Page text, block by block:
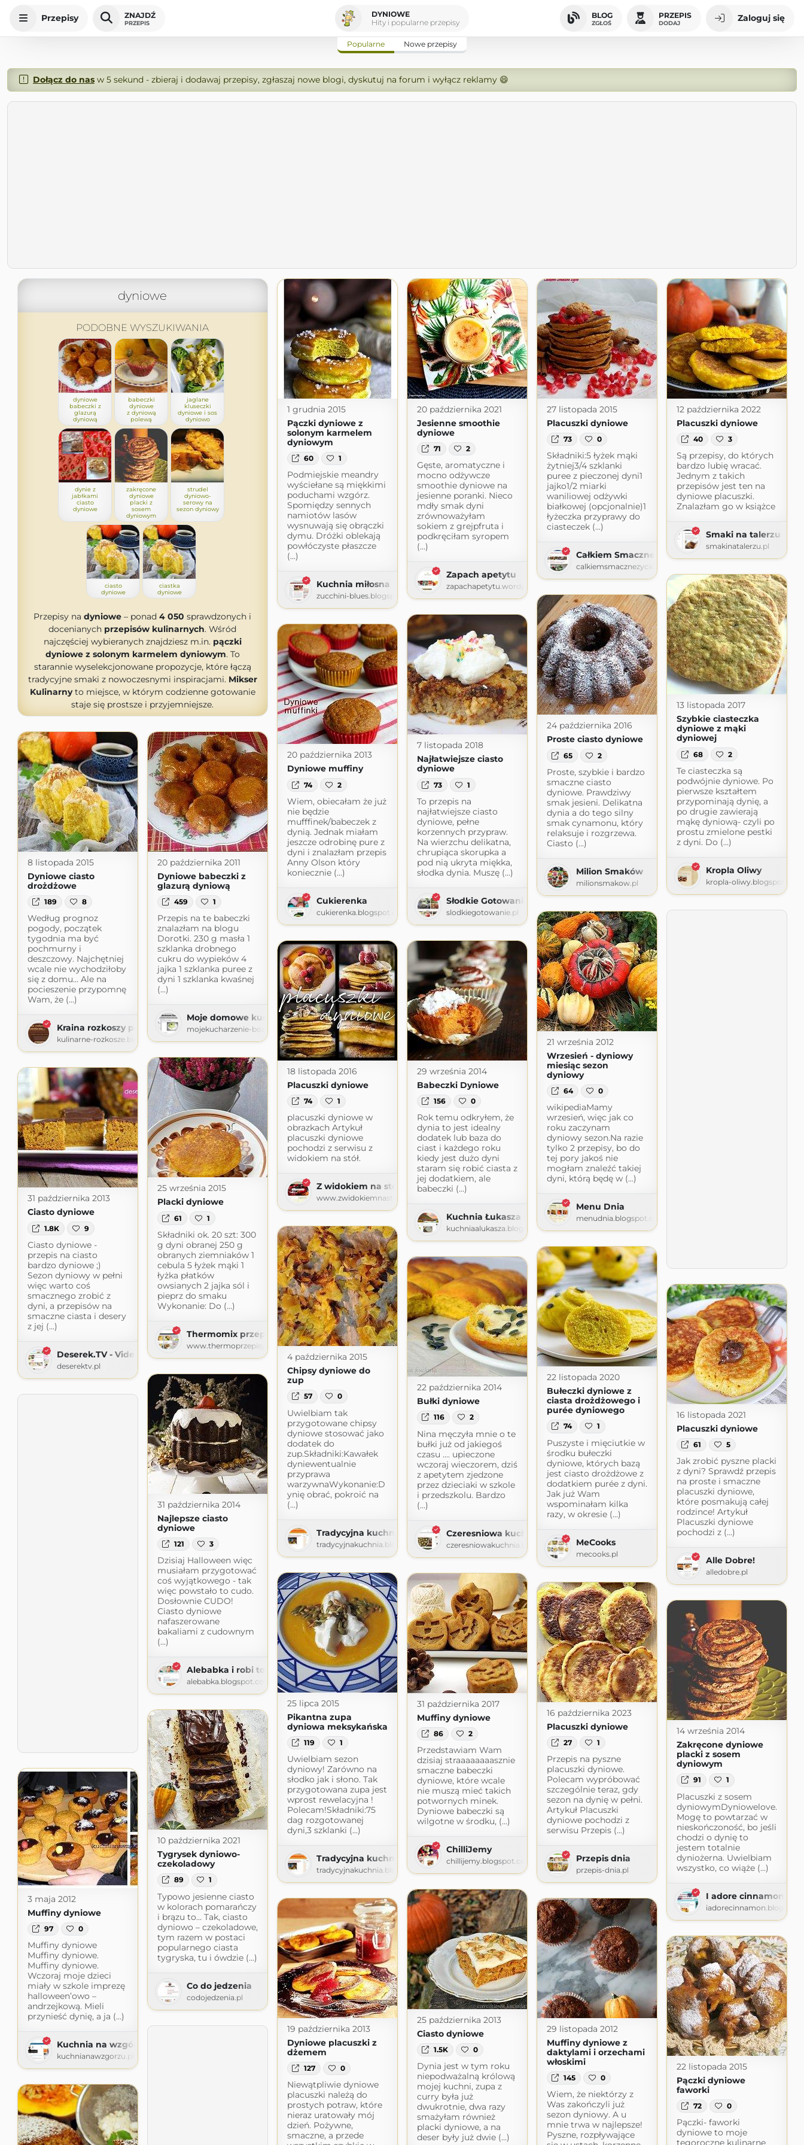
Przepisy ZNAJDŹ
PRZEPIS
DYNIOWE
Hity i popularne przepisy
BLOG
ZGŁOŚ
PRZEPIS
DODAJ Zaloguj się
Popularne Nowe przepisy
Dołącz do nasw 5 sekund - zbieraj i dodawaj przepisy, zgłaszaj nowe blogi, dyskutuj na forum i wyłącz reklamy 😄
dyniowe
PODOBNE WYSZUKIWANIA
dyniowe
babeczki z
glazurą
dyniową
babeczki
dyniowe
z dyniową
polewą
jaglane
kluseczki
dyniowe i sos
dyniowo
dynie z
jabłkami
ciasto
dyniowe
zakręcone
dyniowe
placki z
sosem
dyniowym
strudel
dyniowo-
serowy na
sezon dyniowy
ciasto
dyniowe
ciastka
dyniowe
Przepisy na dyniowe – ponad 4 050 sprawdzonych i
docenianych przepisów kulinarnych. Wśród
najczęściej wybieranych znajdziesz m.in. pączki
dyniowe z solonym karmelem dyniowym. To
starannie wyselekcjonowane propozycje, które łączą
tradycyjne smaki z nowoczesnymi inspiracjami. Mikser
Kulinarnyto miejsce, w którym codzienne gotowanie
staje się prostsze i przyjemniejsze.
1 grudnia 2015
Pączki dyniowe z
solonym karmelem
dyniowym
60 1
Podmiejskie meandry
wyściełane są miękkimi
poduchami wzgórz.
Spomiędzy sennych
namiotów lasów
wysnuwają się obrączki
dymu. Dróżki oblekają
powłóczyste płaszcze
(...)
Kuchnia miłosna
zucchini-blues.blogspot.com
20 października 2021
Jesienne smoothie
dyniowe
71 2
Gęste, aromatyczne i
mocno odżywcze
smoothie dyniowe na
jesienne poranki. Nieco
mdły smak dyni
zrównoważyłam
sokiem z grejpfruta i
podkręciłam syropem
(...)
Zapach apetytu
zapachapetytu.wordpress.com
27 listopada 2015
Placuszki dyniowe
73 0
Składniki:5 łyżek mąki
żytniej3/4 szklanki
puree z pieczonej dyni1
jajko1/2 miarki
waniliowej odżywki
białkowej (opcjonalnie)1
łyżeczka przyprawy do
ciasteczek (...)
Całkiem Smaczne Życie
calkiemsmacznezycie.blogspot.com
12 października 2022
Placuszki dyniowe
40 3
Są przepisy, do których
bardzo lubię wracać.
Jednym z takich
przepisów jest ten na
dyniowe placuszki.
Znalazłam go w książce
Smaki na talerzu
smakinatalerzu.pl
13 listopada 2017
Szybkie ciasteczka
dyniowe z mąki
dyniowej
68 2
Te ciasteczka są
podwójnie dyniowe. Po
pierwsze kształtem
przypominają dynię, a
po drugie zawierają
mąkę dyniową- czyli po
prostu zmielone pestki
z dyni. Do (...)
Kropla Oliwy
kropla-oliwy.blogspot.com
24 października 2016
Proste ciasto dyniowe
65 2
Proste, szybkie i bardzo
smaczne ciasto
dyniowe. Prawdziwy
smak jesieni. Delikatna
dynia a do tego silny
smak cynamonu, który
relaksuje i rozgrzewa.
Ciasto (...)
Milion Smaków
milionsmakow.pl
7 listopada 2018
Najłatwiejsze ciasto
dyniowe
73 1
To przepis na
najłatwiejsze ciasto
dyniowe, pełne
korzennych przypraw.
Na wierzchu delikatna,
chrupiąca skorupka a
pod nią ukryta miękka,
słodka dynia. Muszę (...)
Słodkie Gotowanie
slodkiegotowanie.pl
20 października 2013
Dyniowe muffiny
74 2
Wiem, obiecałam że już
nie będzie
mufffinek/babeczek z
dynią. Jednak miałam
jeszcze odrobinę pure z
dyni i znalazłam przepis
Anny Olson który
koniecznie (...)
Cukierenka
cukierenka.blogspot.com
8 listopada 2015
Dyniowe ciasto
drożdżowe
189 8
Według prognoz
pogody, początek
tygodnia ma być
pochmurny i
deszczowy. Najchętniej
wcale nie wychodziłoby
się z domu... Ale na
pocieszenie przypomnę
Wam, że (...)
Kraina rozkoszy podniebienia
kulinarne-rozkosze.blogspot.com
20 października 2011
Dyniowe babeczki z
glazurą dyniową
459 1
Przepis na te babeczki
znalazłam na blogu
Dorotki. 230 g masła 1
szklanka drobnego
cukru do wypieków 4
jajka 1 szklanka puree z
dyni 1 szklanka kwaśnej
(...)
Moje domowe kucharzenie
mojekucharzenie-bozena-1968.blogspot.com
21 września 2012
Wrzesień - dyniowy
miesiąc sezon
dyniowy
64 0
wikipediaMamy
wrzesień, więc jak co
roku zaczynam
dyniowy sezon.Na razie
tylko 2 przepisy, bo do
tej pory jakoś nie
mogłam znaleźć takiej
dyni, którą będę w (...)
Menu Dnia
menudnia.blogspot.com
18 listopada 2016
Placuszki dyniowe
74 1
placuszki dyniowe w
obrazkach Artykuł
placuszki dyniowe
pochodzi z serwisu z
widokiem na stół.
Z widokiem na stół
www.zwidokiemnastol.pl
29 września 2014
Babeczki Dyniowe
156 0
Rok temu odkryłem, że
dynia to jest idealny
dodatek lub baza do
ciast i każdego roku
kiedy jest dużo dyni
staram się robić ciasta z
jej dodatkiem, ale
babeczki (...)
Kuchnia Łukasza
kuchniaalukasza.blogspot.com
25 września 2015
Placki dyniowe
61 1
Składniki ok. 20 szt: 300
g dyni obranej 250 g
obranych ziemniaków 1
cebula 5 łyżek mąki 1
łyżka płatków
owsianych 2 jajka sól i
pieprz do smaku
Wykonanie: Do (...)
Thermomix przepisy
www.thermoprzepisy.pl
31 października 2013
Ciasto dyniowe
1.8K 9
Ciasto dyniowe -
przepis na ciasto
bardzo dyniowe ;)
Sezon dyniowy w pełni
więc warto coś
smacznego zrobić z
dyni, a przepisów na
smaczne ciasta i desery
z jej (...)
Deserek.TV - Video przepisy
deserektv.pl
4 października 2015
Chipsy dyniowe do
zup
57 0
Uwielbiam tak
przygotowane chipsy
dyniowe stosować jako
dodatek do
zup.Składniki:Kawałek
dyniewentualnie
przyprawa
warzywnaWykonanie:D
ynię obrać, pokroić na
(...)
Tradycyjna kuchnia
tradycyjnakuchnia.blogspot.com
22 listopada 2020
Bułeczki dyniowe z
ciasta drożdżowego i
purée dyniowego
74 1
Puszyste i mięciutkie w
środku bułeczki
dyniowe, których bazą
jest ciasto drożdżowe z
dodatkiem purée z dyni.
Jak już Wam
wspominałam kilka
razy, w okresie (...)
MeCooks
mecooks.pl
22 października 2014
Bułki dyniowe
116 2
Nina męczyła mnie o te
bułki już od jakiegoś
czasu .... upieczone
wczoraj wieczorem, dziś
z apetytem zjedzone
przez dzieciaki w szkole
i przedszkolu. Bardzo
(...)
Czeresniowa kuchnia
czeresniowakuchnia.blogspot.com
16 listopada 2021
Placuszki dyniowe
61 5
Jak zrobić pyszne placki
z dyni? Sprawdź przepis
na proste i smaczne
placuszki dyniowe,
które posmakują całej
rodzince! Artykuł
Placuszki dyniowe
pochodzi z (...)
Alle Dobre!
alledobre.pl
31 października 2014
Najlepsze ciasto
dyniowe
121 3
Dzisiaj Halloween więc
musiałam przygotować
coś wyjątkowego - tak
więc powstało to cudo.
Dosłownie CUDO!
Ciasto dyniowe
nafaszerowane
bakaliami z cudownym
(...)
Alebabka i robi to co lubi
alebabka.blogspot.com
25 lipca 2015
Pikantna zupa
dyniowa meksykańska
119 1
Uwielbiam sezon
dyniowy! Zarówno na
słodko jak i słono. Tak
przygotowana zupa jest
wprost rewelacyjna !
Polecam!Składniki:75
dag rozgotowanej
dyni,3 szklanki (...)
Tradycyjna kuchnia
tradycyjnakuchnia.blogspot.com
31 października 2017
Muffiny dyniowe
86 2
Przedstawiam Wam
dzisiaj straaaaaaaasznie
smaczne babeczki
dyniowe, które wcale
nie muszą mieć takich
potwornych minek.
Dyniowe babeczki są
wilgotne w środku, (...)
ChilliJemy
chillijemy.blogspot.com
16 października 2023
Placuszki dyniowe
27 1
Przepis na pyszne
placuszki dyniowe.
Polecam wypróbować
szczególnie teraz, gdy
sezon na dynię w pełni.
Artykuł Placuszki
dyniowe pochodzi z
serwisu Przepis (...)
Przepis dnia
przepis-dnia.pl
14 września 2014
Zakręcone dyniowe
placki z sosem
dyniowym
91 1
Placuszki z sosem
dyniowymDyniowelove.
Mogę to powtarzać w
nieskończoność, bo jeśli
chodzi o dynię to
jestem totalnie
dyniożerna. Uwielbiam
wszystko, co wiąże (...)
I adore cinnamon
10 października 2021
Tygrysek dyniowo-
czekoladowy
89 1
Typowo jesienne ciasto
w kolorach pomarańczy
i brązu to… Tak, ciasto
dyniowo – czekoladowe,
tym razem w postaci
popularnego ciasta
tygryska, tu i ówdzie (...)
Co do jedzenia
codojedzenia.pl
3 maja 2012
Muffiny dyniowe
97 0
Muffiny dyniowe
Muffiny dyniowe.
Muffiny dyniowe.
Wczoraj moje dzieci
miały w szkole imprezę
halloween’owo –
andrzejkową. Mieli
przynieść dynię, a ja (...)
Kuchnia na wzgórzu
kuchnianawzgorzu.pl
25 października 2013
Ciasto dyniowe
1.5K 0
Dynia jest w tym roku
niepodważalną królową
mojej kuchni, zupa z
curry była już
dwukrotnie, dwa razy
smażyłam również
placki dyniowe, a na
deser były już dwie (...)
19 października 2013
Dyniowe placuszki z
dżemem
127 0
Niewątpliwie dyniowe
placuszki należą do
prostych potraw, które
nieraz uratowały mój
dzień. Pożywne,
smaczne, a przede
29 listopada 2012
Muffiny dyniowe z
daktylami i orzechami
włoskimi
145 0
Wiem, że niektórzy z
Was zakończyli już
sezon dyniowy. A u
mnie trwa w najlepsze!
Pyszne, rozpływające
22 listopada 2015
Pączki dyniowe
faworki
72 0
Pączki- faworki
dyniowe to moje
tegoroczne kulinarne